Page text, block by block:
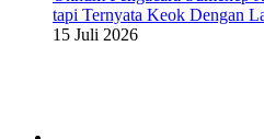
tapi Ternyata Keok Dengan
15 Juli 2026